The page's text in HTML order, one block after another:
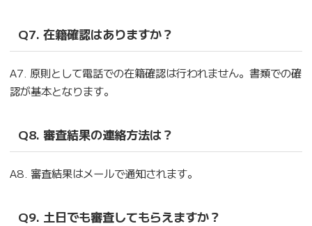
Q7. 在籍確認はありますか？
A7. 原則として電話での在籍確認は行われません。書類での確
認が基本となります。
Q8. 審査結果の連絡方法は？
A8. 審査結果はメールで通知されます。
Q9. 土日でも審査してもらえますか？